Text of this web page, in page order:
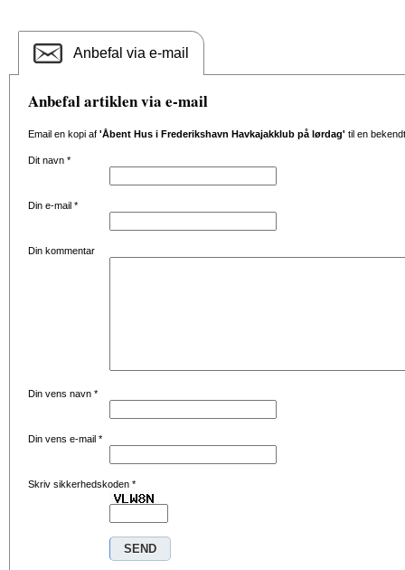
Anbefal via e-mail
Anbefal artiklen via e-mail
Email en kopi af 'Åbent Hus i Frederikshavn Havkajakklub på lørdag' til en bekendt
Dit navn *
Din e-mail *
Din kommentar
Din vens navn *
Din vens e-mail *
Skriv sikkerhedskoden *